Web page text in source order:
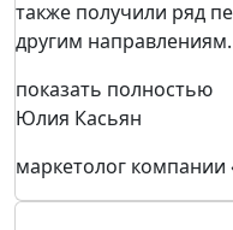
также получили ряд
другим направлениям.
показать полностью
Юлия Касьян
маркетолог компании